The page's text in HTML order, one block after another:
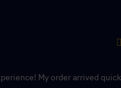
My order arrived